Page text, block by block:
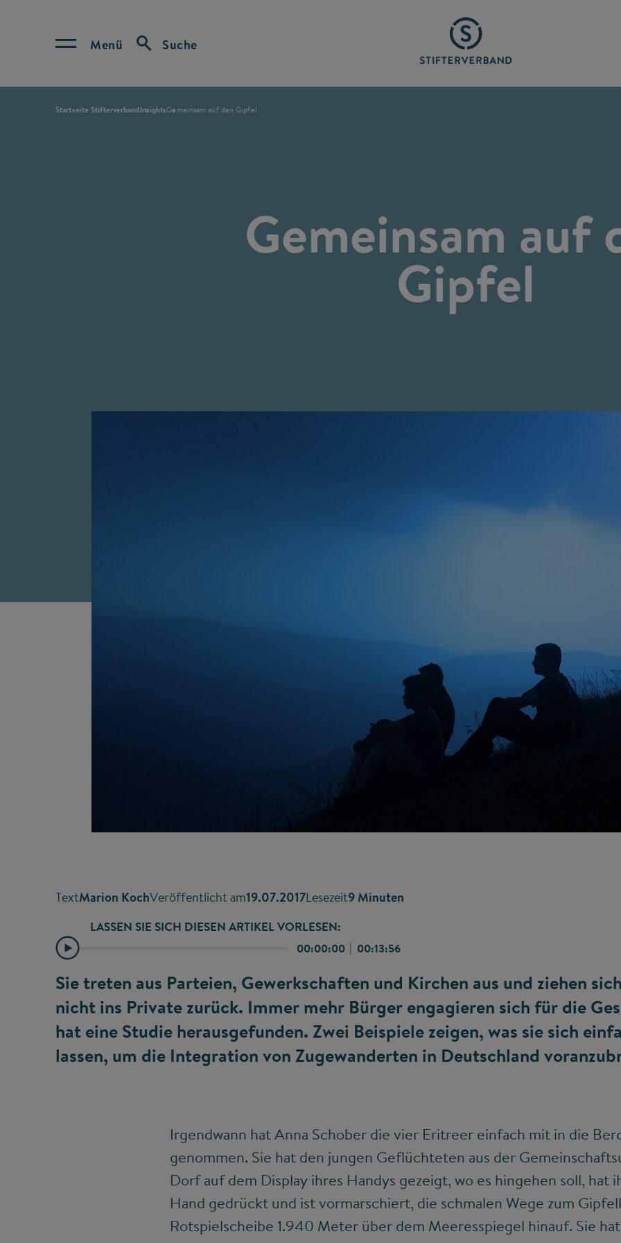
Menü Suche
Startseite StifterverbandInsightsGemeinsam auf den Gipfel
Gemeinsam auf
Gipfel
TextMarion KochVeröffentlicht am19.07.2017Lesezeit9 Minuten
LASSEN SIE SICH DIESEN ARTIKEL VORLESEN:
00:00:00 | 00:13:56
Sie treten aus Parteien, Gewerkschaften und Kirchen aus und ziehen
nicht ins Private zurück. Immer mehr Bürger engagieren sich für die
hat eine Studie herausgefunden. Zwei Beispiele zeigen, was sie sich
lassen, um die Integration von Zugewanderten in Deutschland
Irgendwann hat Anna Schober die vier Eritreer einfach mit in die
genommen. Sie hat den jungen Geflüchteten aus der
Dorf auf dem Display ihres Handys gezeigt, wo es hingehen soll, hat
Hand gedrückt und ist vormarschiert, die schmalen Wege zum
Rotspielscheibe 1.940 Meter über dem Meeresspiegel hinauf. Sie